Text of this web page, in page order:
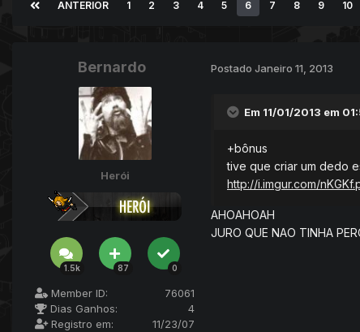
ANTERIOR 1 2 3 4 5 6 7 8 9 10
Bernardo
Herói
1.5k 87 0
Member ID:
76061
Dias Ganhos:
4
Registro em:
11/23/07
Postado Janeiro 11, 2013
Em 11/01/2013 em
+bônus
tive que criar um dedo
http://i.imgur.com/
AHOAHOAH
JURO QUE NAO TINHA